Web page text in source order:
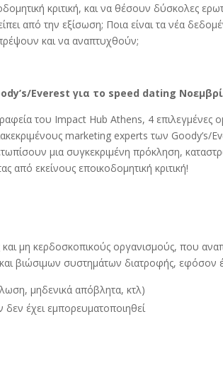
κριτική, και να θέσουν δύσκολες
από την εξίσωση; Ποια είναι τα νέα
και να αναπτυχθούν;
Everest για το speed dating
του Impact Hub Athens, 4 επιλεγμένες
marketing experts των Goody’s/
μια συγκεκριμένη πρόκληση,
από εκείνους εποικοδομητική κριτική!
και μη κερδοσκοπικούς οργανισμούς, που
βιώσιμων συστημάτων διατροφής, εφόσον
μηδενικά απόβλητα, κτλ)
έχει εμπορευματοποιηθεί